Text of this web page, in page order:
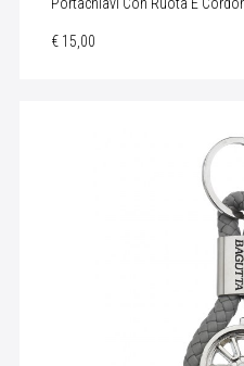
€ 15,00